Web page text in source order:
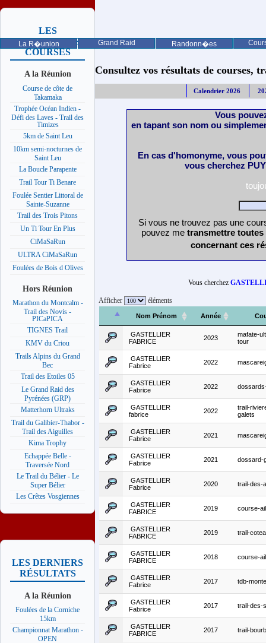
La R�union Grand Raid Randonn�es
LES
PROCHAINES
COURSES
A la Réunion
Course de côte de
Takamaka
Trophée Océan Indien -
Défi des Laves - Trail des
Timizes
5km de Saint Leu
10km semi-nocturnes de
Saint Leu
La Boucle Parapente
Trail Tour Ti Benare
Foulée Sentier Littoral de
Sainte-Suzanne
Trail des Trois Pitons
Un Ti Tour En Plus
CiMaSaRun
ULTRA CiMaSaRun
Foulées de Bois d Olives
Hors Réunion
Marathon du Montcalm -
Trail des Novis -
PICaPICA
TIGNES Trail
KMV du Criou
Trails Alpins du Grand
Bec
Trail des Etoiles 05
Le Grand Raid des
Pyrénées (GRP)
Matterhorn Ultraks
Trail du Galibier-Thabor -
Trail des Aiguilles
Kima Trophy
Echappée Belle -
Traversée Nord
Le Trail du Bélier - Le
Super Bélier
Les Crêtes Vosgiennes
LES DERNIERS
RÉSULTATS
A la Réunion
Foulées de la Corniche
15km
Championnat Marathon -
OPEN
Consultez vos résultats de courses,
Calendrier 2026
Vous
en tapant son nom ou
En cas d'homonyme, vous
vous cherchez
Si vous ne trouvez pas une
pouvez me transmettre
concernant ces
Vous cherchez
Afficher éléments
Nom Prénom Année
GASTELLIER
FABRICE
2023
mafate-
tour
GASTELLIER
Fabrice
2022
GASTELLIER
Fabrice
2022
GASTELLIER
fabrice
2022
trail-
galets
GASTELLIER
Fabrice
2021
GASTELLIER
Fabrice
2021 dossard-
GASTELLIER
Fabrice
2020 trail-des-
GASTELLIER
FABRICE
2019 course-ail
GASTELLIER
FABRICE
2019 trail-
GASTELLIER
FABRICE
2018 course-ail
GASTELLIER
Fabrice
2017 tdb-
GASTELLIER
Fabrice
2017 trail-des-
GASTELLIER
FABRICE
2017 trail-